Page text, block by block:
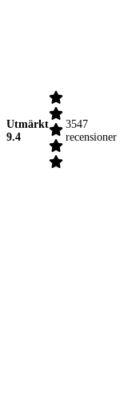
Utmärkt
9.4
3547
recensioner